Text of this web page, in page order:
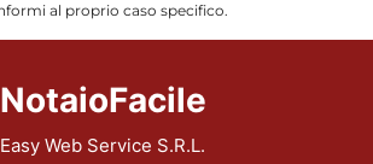
al proprio caso specifico.
NotaioFacile
Easy Web Service S.R.L.